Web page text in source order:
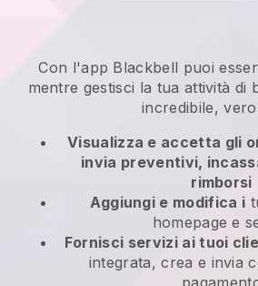
Con l'app Blackbell puoi
mentre gestisci la tua attività di
incredibile,
Visualizza e accetta gli
invia preventivi,
rimborsi
Aggiungi e modifica i
homepage e
Fornisci servizi ai tuoi
integrata, crea e invia